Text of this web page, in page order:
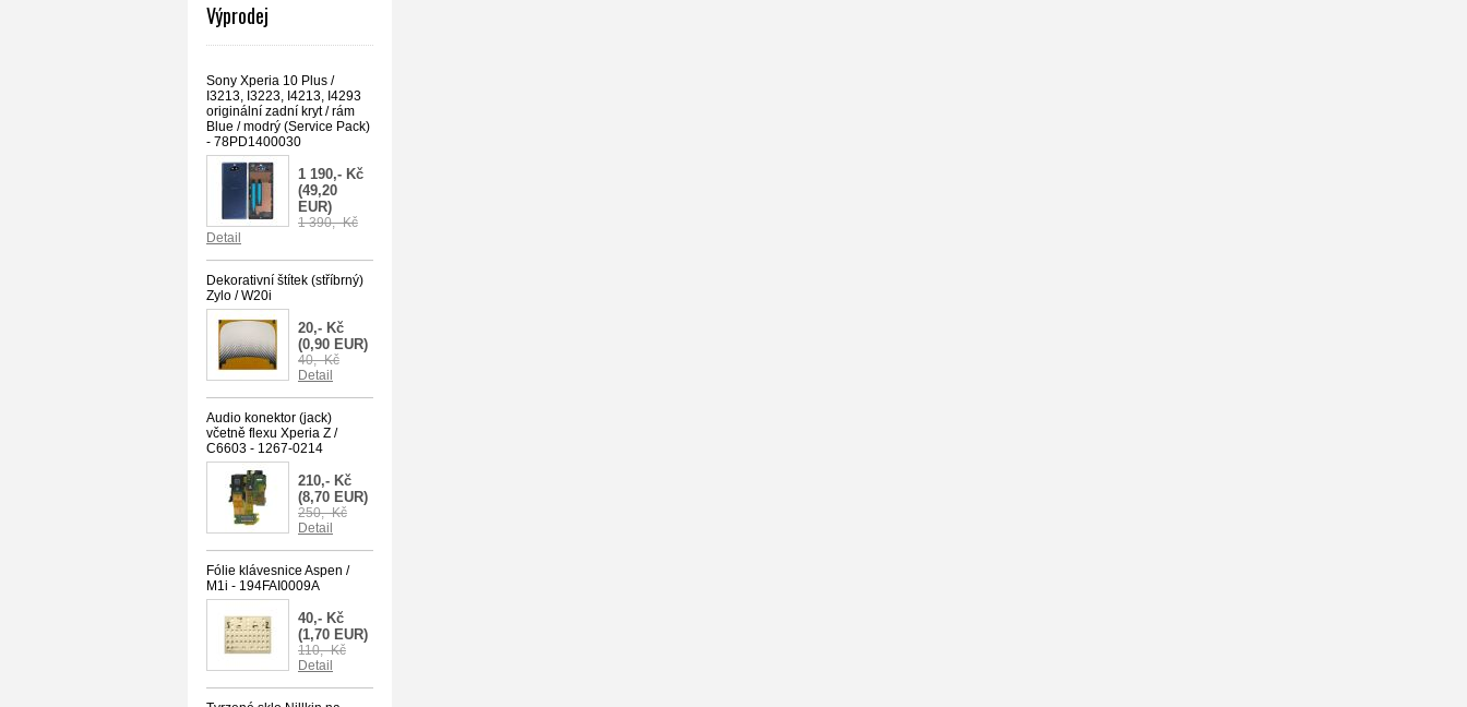
Výprodej
Sony Xperia 10 Plus /
I3213, I3223, I4213, I4293
originální zadní kryt / rám
Blue / modrý (Service Pack)
- 78PD1400030
1 190,- Kč
(49,20
EUR)
1 390,- Kč
Detail
Dekorativní štítek (stříbrný)
Zylo / W20i
20,- Kč
(0,90 EUR)
40,- Kč
Detail
Audio konektor (jack)
včetně flexu Xperia Z /
C6603 - 1267-0214
210,- Kč
(8,70 EUR)
250,- Kč
Detail
Fólie klávesnice Aspen /
M1i - 194FAI0009A
40,- Kč
(1,70 EUR)
110,- Kč
Detail